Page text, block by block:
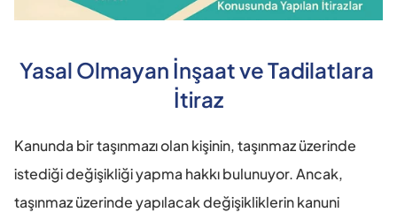
Yasal Olmayan İnşaat ve Tadilatlara
İtiraz
Kanunda bir taşınmazı olan kişinin, taşınmaz üzerinde
istediği değişikliği yapma hakkı bulunuyor. Ancak,
taşınmaz üzerinde yapılacak değişikliklerin kanuni